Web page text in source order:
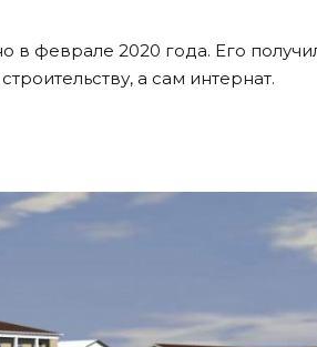
феврале 2020 года. Его
а сам интернат.